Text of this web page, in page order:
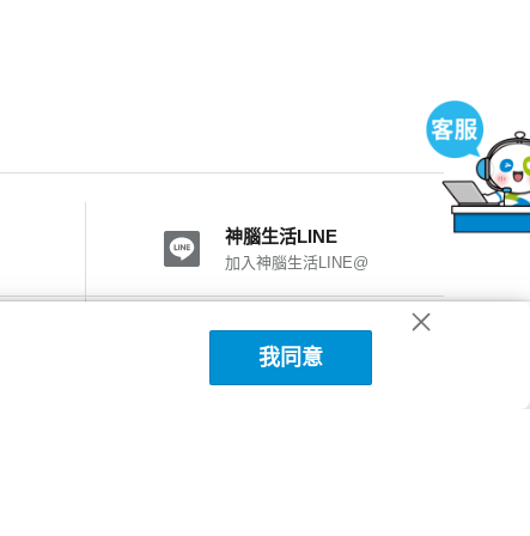
神腦生活LINE
加入神腦生活LINE@
神腦國際粉絲團
加入FB粉絲團
我同意